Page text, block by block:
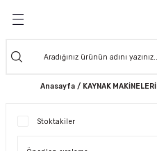
MAKİNELERİ
MAKİNELERİ
Anasayfa KAYNAK MAKİNELERİ
Stoktakiler